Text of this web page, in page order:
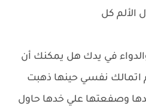
والدواء في يدك هل يمكنك أن
اتمالك نفسي حينها ذهبت
وصفعتها علي خدها حاول